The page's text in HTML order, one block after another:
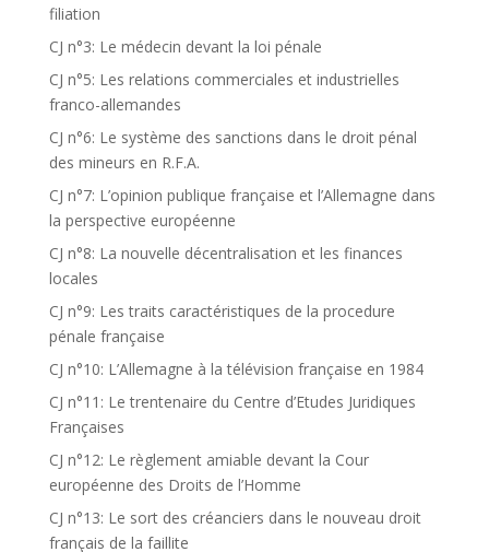
filiation
CJ n°3: Le médecin devant la loi pénale
CJ n°5: Les relations commerciales et industrielles
franco-allemandes
CJ n°6: Le système des sanctions dans le droit pénal
des mineurs en R.F.A.
CJ n°7: L’opinion publique française et l’Allemagne dans
la perspective européenne
CJ n°8: La nouvelle décentralisation et les finances
locales
CJ n°9: Les traits caractéristiques de la procedure
pénale française
CJ n°10: L’Allemagne à la télévision française en 1984
CJ n°11: Le trentenaire du Centre d’Etudes Juridiques
Françaises
CJ n°12: Le règlement amiable devant la Cour
européenne des Droits de l’Homme
CJ n°13: Le sort des créanciers dans le nouveau droit
français de la faillite